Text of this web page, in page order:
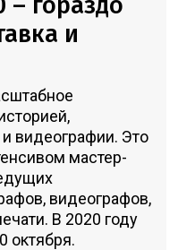
и
видеографии. Это
мастер-
видеографов,
В 2020 году
октября.